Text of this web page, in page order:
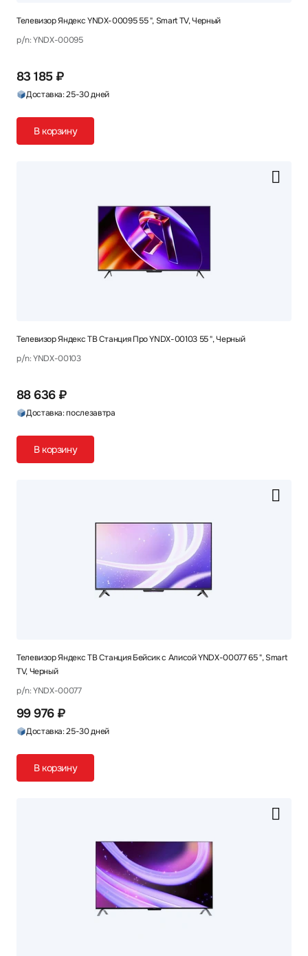
Телевизор Яндекс YNDX-00095 55 ", Smart TV, Черный
p/n: YNDX-00095
83 185 ₽
Доставка: 25-30 дней
В корзину
Телевизор Яндекс ТВ Станция Про YNDX-00103 55 ", Черный
p/n: YNDX-00103
88 636 ₽
Доставка: послезавтра
В корзину
Телевизор Яндекс ТВ Станция Бейсик с Алисой YNDX-00077 65 ", Smart
TV, Черный
p/n: YNDX-00077
99 976 ₽
Доставка: 25-30 дней
В корзину